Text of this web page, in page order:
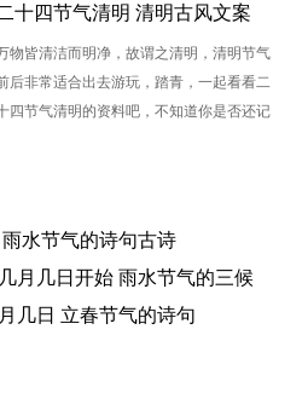
十四节气清明 清明古风文案
物皆清洁而明净，故谓之清明，清明节气
后非常适合出去游玩，踏青，一起看看二
四节气清明的资料吧，不知道你是否还记
水节气的诗句古诗
月几日开始 雨水节气的三候
几日 立春节气的诗句